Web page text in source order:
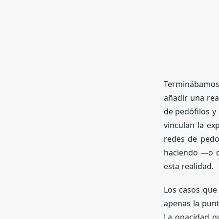
añadir una
de pedófilos
vinculan la
redes de
haciendo —o
esta realidad.
Los casos
apenas la